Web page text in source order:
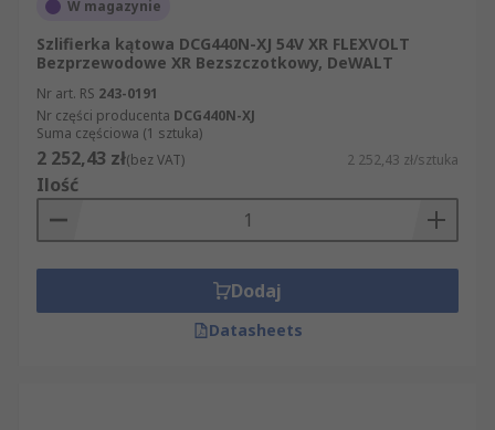
W magazynie
Szlifierka kątowa DCG440N-XJ 54V XR FLEXVOLT
Bezprzewodowe XR Bezszczotkowy, DeWALT
Nr art. RS 243-0191
Nr części producenta DCG440N-XJ
Suma częściowa (1 sztuka)
2 252,43 zł(bez VAT) 2 252,43 zł/sztuka
Ilość
Dodaj
Datasheets